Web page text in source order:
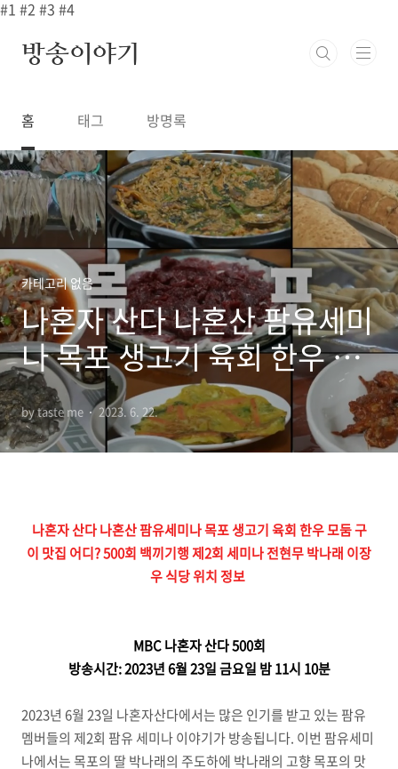
#1 #2 #3 #4
본문 바로가기
방송이야기
홈 태그 방명록
카테고리 없음
나혼자 산다 나혼산 팜유세미
나 목포 생고기 육회 한우 모
둠 구이 맛집 어디? 500회 백
끼기행 제2회 세미나 전현무
박나래 이장우 식당 위치 정
by taste me 2023. 6. 22.
나혼자 산다 나혼산 팜유세미나 목포 생고기 육회 한우 모둠 구
이 맛집 어디? 500회 백끼기행 제2회 세미나 전현무 박나래 이장
우 식당 위치 정보
MBC 나혼자 산다 500회
방송시간: 2023년 6월 23일 금요일 밤 11시 10분
2023년 6월 23일 나혼자산다에서는 많은 인기를 받고 있는 팜유
멤버들의 제2회 팜유 세미나 이야기가 방송됩니다. 이번 팜유세미
나에서는 목포의 딸 박나래의 주도하에 박나래의 고향 목포의 맛